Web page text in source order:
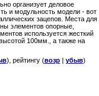
организует деловое
и модульность модели - вот
зацепов. Места для
элементов опорные,
используется жесткий
100мм., а также на
), рейтингу (возр| убыв)